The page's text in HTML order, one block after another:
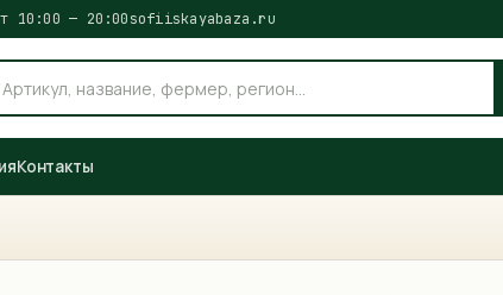
10:00 — 20:00sofiiskayabaza.ru
Контакты